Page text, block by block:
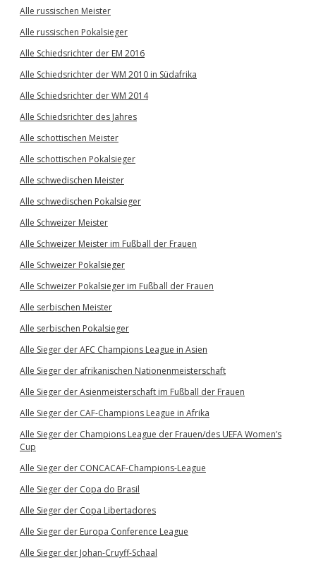
Alle russischen Meister
Alle russischen Pokalsieger
Alle Schiedsrichter der EM 2016
Alle Schiedsrichter der WM 2010 in Südafrika
Alle Schiedsrichter der WM 2014
Alle Schiedsrichter des Jahres
Alle schottischen Meister
Alle schottischen Pokalsieger
Alle schwedischen Meister
Alle schwedischen Pokalsieger
Alle Schweizer Meister
Alle Schweizer Meister im Fußball der Frauen
Alle Schweizer Pokalsieger
Alle Schweizer Pokalsieger im Fußball der Frauen
Alle serbischen Meister
Alle serbischen Pokalsieger
Alle Sieger der AFC Champions League in Asien
Alle Sieger der afrikanischen Nationenmeisterschaft
Alle Sieger der Asienmeisterschaft im Fußball der Frauen
Alle Sieger der CAF-Champions League in Afrika
Alle Sieger der Champions League der Frauen/des UEFA Women’s
Cup
Alle Sieger der CONCACAF-Champions-League
Alle Sieger der Copa do Brasil
Alle Sieger der Copa Libertadores
Alle Sieger der Europa Conference League
Alle Sieger der Johan-Cruyff-Schaal